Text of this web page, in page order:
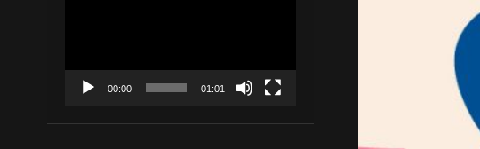
00:00 01:01